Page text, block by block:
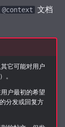
@context
文档
它可能对用户
。
户最初的希望
分发或回复方